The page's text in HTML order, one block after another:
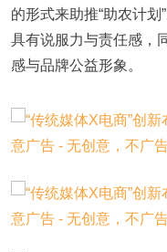
的形式来助推“助农计
具有说服力与责任感，
感与品牌公益形象。